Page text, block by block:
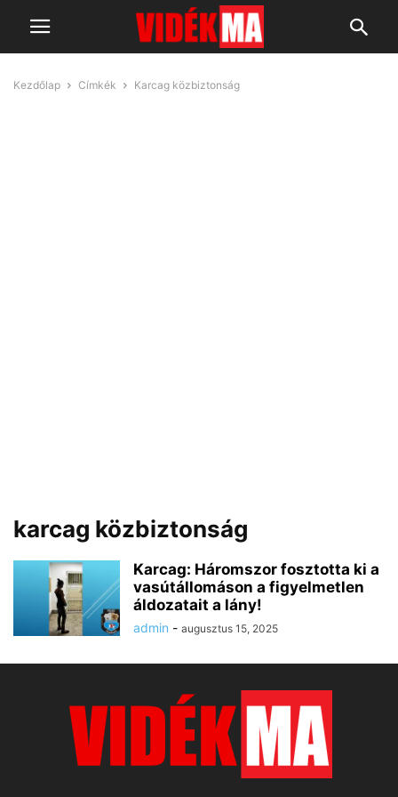
Kezdőlap Címkék Karcag közbiztonság
karcag közbiztonság
Karcag: Háromszor fosztotta ki a
vasútállomáson a figyelmetlen
áldozatait a lány!
admin - augusztus 15, 2025